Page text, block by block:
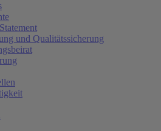
und Qualitätssicherung